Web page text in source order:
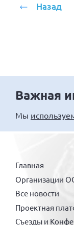
Назад
Важная
Мы
Главная
Организации
Все новости
Проектная
Съезды и